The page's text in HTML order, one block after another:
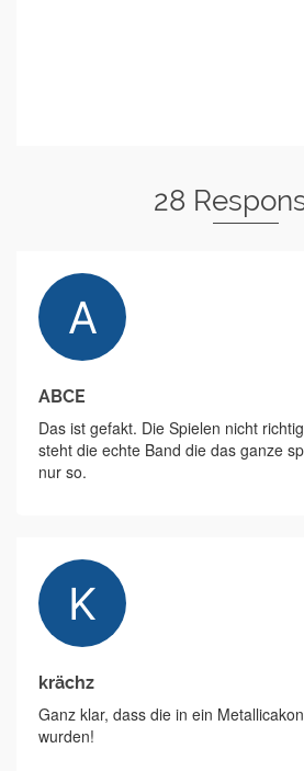
28
ABCE
Das ist gefakt. Die Spielen nicht
steht die echte Band die das ganze
nur so.
krächz
Ganz klar, dass die in ein
wurden!